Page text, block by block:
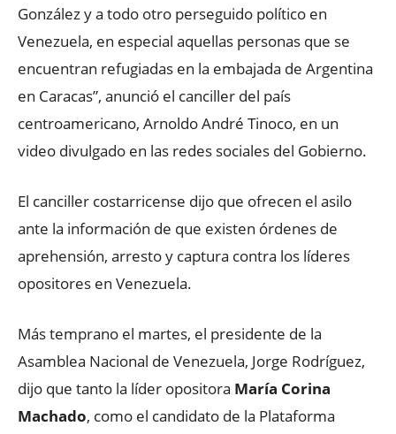
González y a todo otro perseguido político en
Venezuela, en especial aquellas personas que se
encuentran refugiadas en la embajada de Argentina
en Caracas”, anunció el canciller del país
centroamericano, Arnoldo André Tinoco, en un
video divulgado en las redes sociales del Gobierno.
El canciller costarricense dijo que ofrecen el asilo
ante la información de que existen órdenes de
aprehensión, arresto y captura contra los líderes
opositores en Venezuela.
Más temprano el martes, el presidente de la
Asamblea Nacional de Venezuela, Jorge Rodríguez,
dijo que tanto la líder opositora María Corina
Machado, como el candidato de la Plataforma